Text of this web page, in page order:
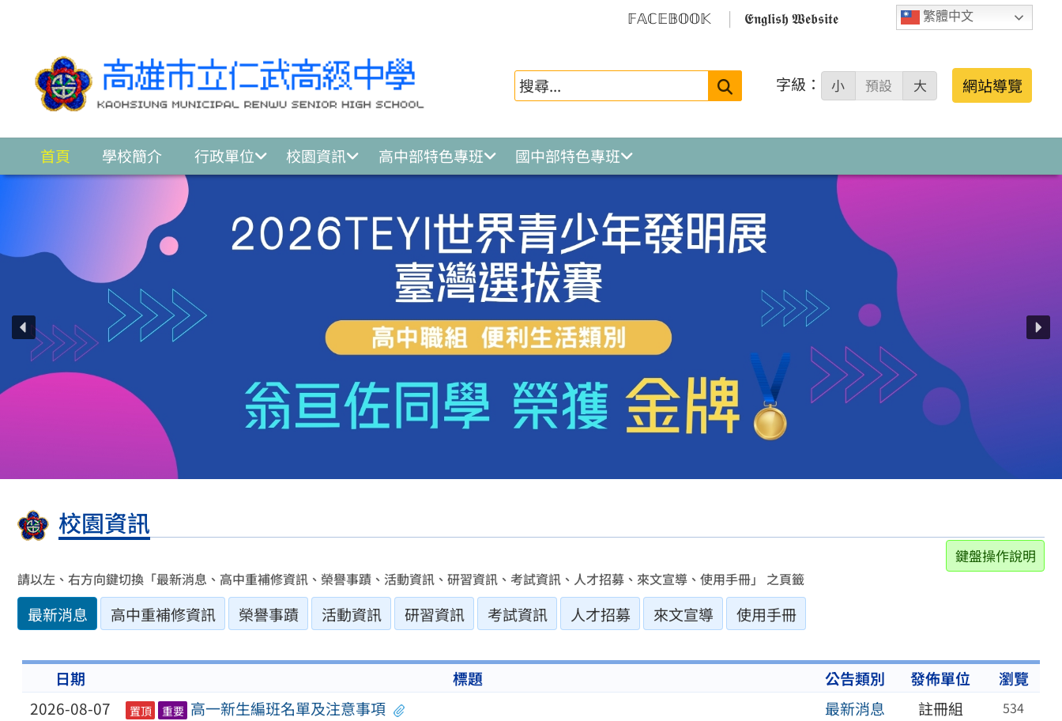
繁體中文
𝔽𝔸ℂ𝔼𝔹𝕆𝕆𝕂 𝕰𝖓𝖌𝖑𝖎𝖘𝖍 𝖂𝖊𝖇𝖘𝖎𝖙𝖊
搜
字級： 小 預設 大 網站導覽
首頁 學校簡介 行政單位 校園資訊 高中部特色專班 國中部特色專班
校園資訊
鍵盤操作說明
請以左、右方向鍵切換「最新消息、高中重補修資訊、榮譽事蹟、活動資訊、研習資訊、考試資訊、人才招募、來文宣導、使用手冊」 之頁籤
最新消息 高中重補修資訊 榮譽事蹟 活動資訊 研習資訊 考試資訊 人才招募 來文宣導 使用手冊
日期 標題 公告類別 發佈單位
瀏覽
2026-08-07
置頂 重要 高一新生編班名單及注意事項 最新消息 註冊組 534